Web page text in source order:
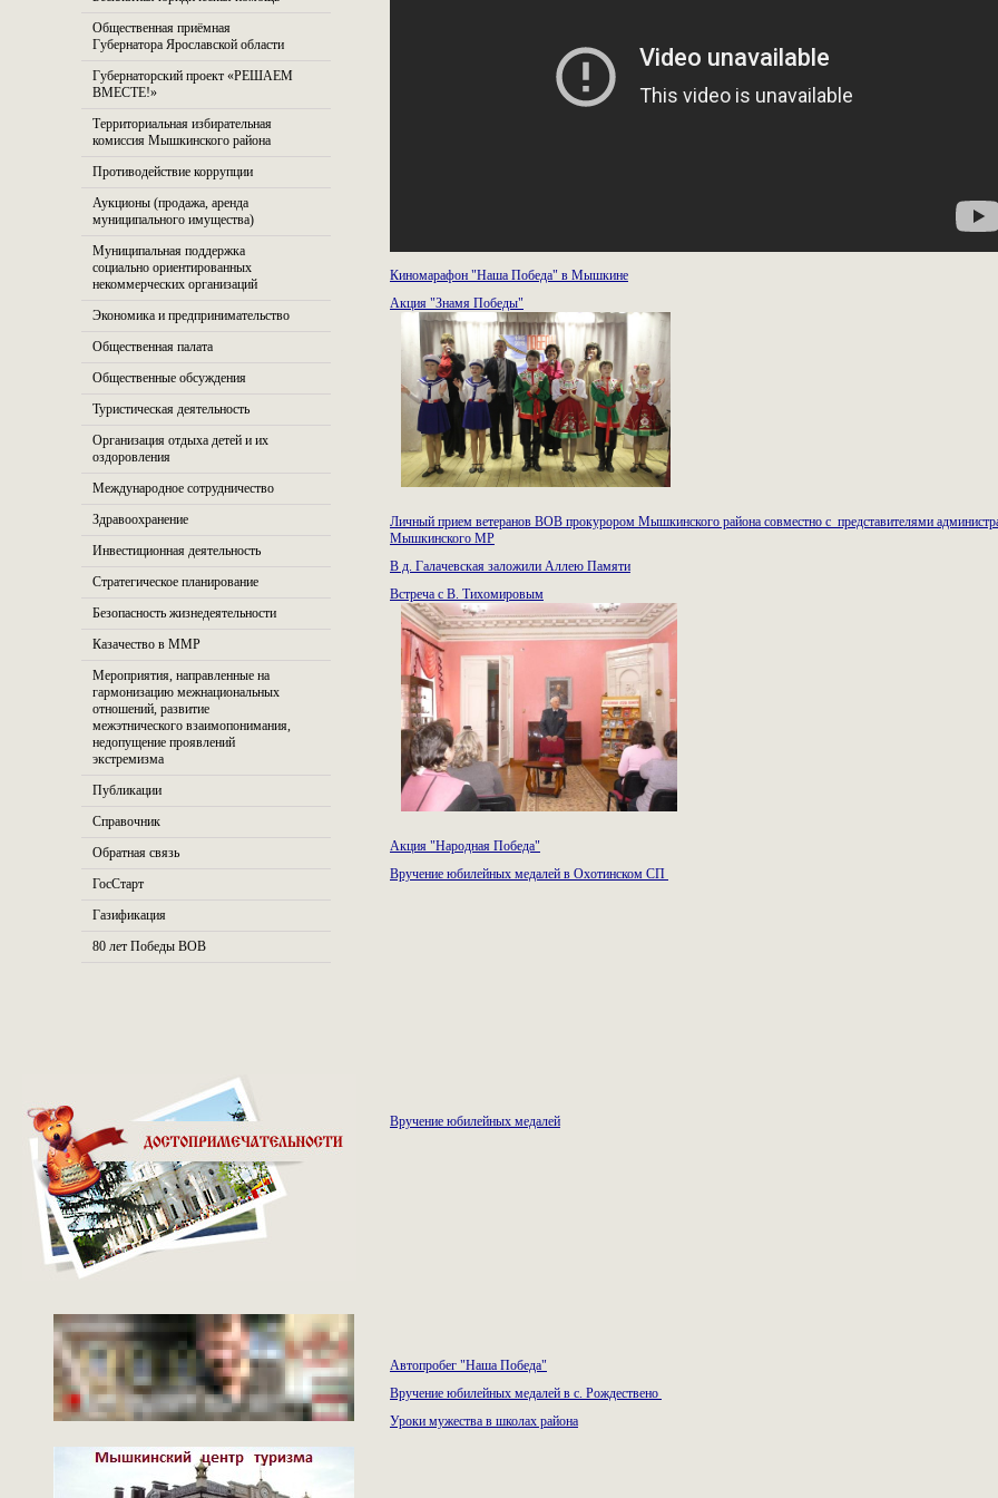
Общественная приёмная
Губернатора Ярославской области
Губернаторский проект «РЕШАЕМ
ВМЕСТЕ!»
Территориальная избирательная
комиссия Мышкинского района
Противодействие коррупции
Аукционы (продажа, аренда
муниципального имущества)
Муниципальная поддержка
социально ориентированных
некоммерческих организаций
Экономика и предпринимательство
Общественная палата
Общественные обсуждения
Туристическая деятельность
Организация отдыха детей и их
оздоровления
Международное сотрудничество
Здравоохранение
Инвестиционная деятельность
Стратегическое планирование
Безопасность жизнедеятельности
Казачество в ММР
Мероприятия, направленные на
гармонизацию межнациональных
отношений, развитие
межэтнического взаимопонимания,
недопущение проявлений
экстремизма
Публикации
Справочник
Обратная связь
ГосСтарт
Газификация
80 лет Победы ВОВ
Киномарафон "Наша Победа" в Мышкине
Акция "Знамя Победы"
Личный прием ветеранов ВОВ прокурором Мышкинского района совместно с представителями
Мышкинского МР
В д. Галачевская заложили Аллею Памяти
Встреча с В. Тихомировым
Акция "Народная Победа"
Вручение юбилейных медалей в Охотинском СП
Вручение юбилейных медалей
Автопробег "Наша Победа"
Вручение юбилейных медалей в с. Рождествено
Уроки мужества в школах района